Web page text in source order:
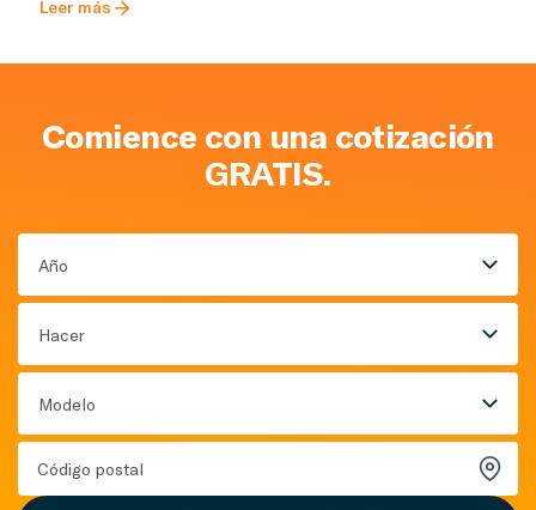
Leer más
Comience con una cotización
GRATIS.
Año
Hacer
Modelo